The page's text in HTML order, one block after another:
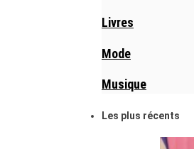
Livres
Mode
Musique
Les plus récents